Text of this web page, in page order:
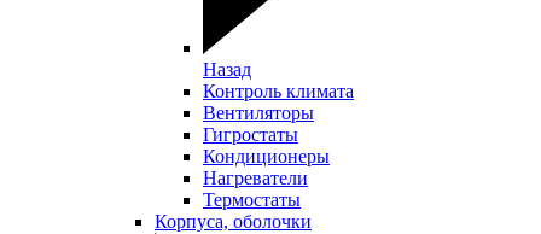
Назад
Контроль климата
Вентиляторы
Гигростаты
Кондиционеры
Нагреватели
Термостаты
Корпуса, оболочки